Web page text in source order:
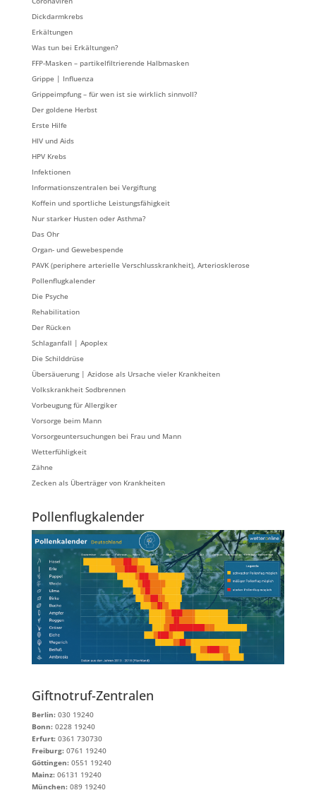
Dickdarmkrebs
Erkältungen
Was tun bei Erkältungen?
FFP-Masken – partikelfiltrierende Halbmasken
Grippe | Influenza
Grippeimpfung – für wen ist sie wirklich sinnvoll?
Der goldene Herbst
Erste Hilfe
HIV und Aids
HPV Krebs
Infektionen
Informationszentralen bei Vergiftung
Koffein und sportliche Leistungsfähigkeit
Nur starker Husten oder Asthma?
Das Ohr
Organ- und Gewebespende
PAVK (periphere arterielle Verschlusskrankheit), Arteriosklerose
Pollenflugkalender
Die Psyche
Rehabilitation
Der Rücken
Schlaganfall | Apoplex
Die Schilddrüse
Übersäuerung | Azidose als Ursache vieler Krankheiten
Volkskrankheit Sodbrennen
Vorbeugung für Allergiker
Vorsorge beim Mann
Vorsorgeuntersuchungen bei Frau und Mann
Wetterfühligkeit
Zähne
Zecken als Überträger von Krankheiten
Pollenflugkalender
Giftnotruf-Zentralen
Berlin:030 19240
Bonn:0228 19240
Erfurt:0361 730730
Freiburg:0761 19240
Göttingen:0551 19240
Mainz:06131 19240
München:089 19240